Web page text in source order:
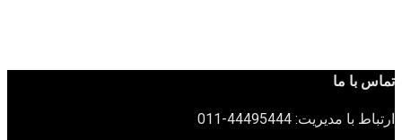
تماس با ما
ارتباط با مدیریت: 44495444-011